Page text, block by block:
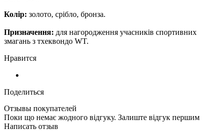
Колір: золото, срібло, бронза.
Призначення: для нагородження учасників спортивних
змагань з тхеквондо WT.
Нравится
Поделиться
Отзывы покупателей
Поки що немає жодного відгуку. Залиште відгук першим
Написать отзыв